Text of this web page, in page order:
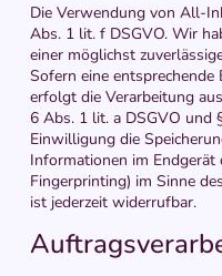
Die Verwendung von All-
Abs. 1 lit. f DSGVO. Wir
einer möglichst
Sofern eine
erfolgt die Verarbeitung
6 Abs. 1 lit. a DSGVO und
Einwilligung die
Informationen im Endgerät
Fingerprinting) im Sinne
ist jederzeit widerrufbar.